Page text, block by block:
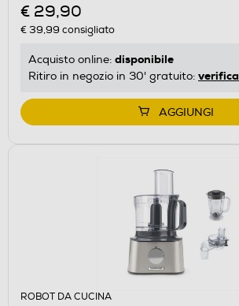
€ 29,90
€ 39,99 consigliato
Acquisto online: disponibile
Ritiro in negozio in 30' gratuito: verifica
AGGIUNGI
ROBOT DA CUCINA